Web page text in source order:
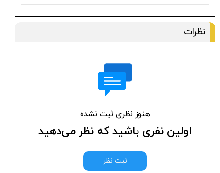
نظرات
هنوز نظری ثبت نشده
اولین نفری باشید که نظر می‌دهید
ثبت نظر